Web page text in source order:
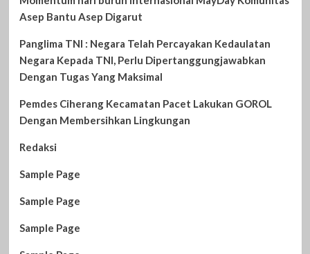
Asep Bantu Asep Digarut
Panglima TNI : Negara Telah Percayakan Kedaulatan
Negara Kepada TNI, Perlu Dipertanggungjawabkan
Dengan Tugas Yang Maksimal
Pemdes Ciherang Kecamatan Pacet Lakukan GOROL
Dengan Membersihkan Lingkungan
Redaksi
Sample Page
Sample Page
Sample Page